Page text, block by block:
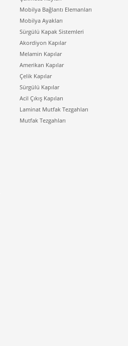
Mobilya Bağlantı Elemanları
Mobilya Ayakları
Sürgülü Kapak Sistemleri
Akordiyon Kapılar
Melamin Kapılar
Amerikan Kapılar
Çelik Kapılar
Sürgülü Kapılar
Acil Çıkış Kapıları
Laminat Mutfak Tezgahları
Mutfak Tezgahları